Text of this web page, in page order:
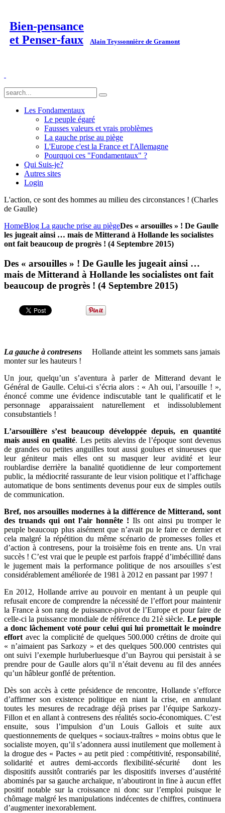
Bien-pensance
et Penser-faux
Alain Teyssonnière de Gramont
Les Fondamentaux
Le peuple égaré
Fausses valeurs et vrais problèmes
La gauche prise au piège
L'Europe c'est la France et l'Allemagne
Pourquoi ces "Fondamentaux" ?
Qui Suis-je?
Autres sites
Login
L'action, ce sont des hommes au milieu des circonstances ! (Charles
de Gaulle)
HomeBlog La gauche prise au piègeDes « arsouilles » ! De Gaulle
les jugeait ainsi … mais de Mitterand à Hollande les socialistes
ont fait beaucoup de progrès ! (4 Septembre 2015)
Des « arsouilles » ! De Gaulle les jugeait ainsi …
mais de Mitterand à Hollande les socialistes ont fait
beaucoup de progrès ! (4 Septembre 2015)
La gauche à contresens Hollande atteint les sommets sans jamais
monter sur les hauteurs !
Un jour, quelqu’un s’aventura à parler de Mitterand devant le
Général de Gaulle. Celui-ci s’écria alors : « Ah oui, l’arsouille ! »,
énoncé comme une évidence indiscutable tant le qualificatif et le
personnage apparaissaient naturellement et indissolublement
consubstantiels !
L’arsouillère s’est beaucoup développée depuis, en quantité
mais aussi en qualité. Les petits alevins de l’époque sont devenus
de grandes ou petites anguilles tout aussi goulues et sinueuses que
leur géniteur mais elles ont su masquer leur avidité et leur
roublardise derrière la banalité quotidienne de leur comportement
public, la médiocrité rassurante de leur vision politique et l’affichage
automatique de bons sentiments devenus pour eux de simples outils
de communication.
Bref, nos arsouilles modernes à la différence de Mitterand, sont
des truands qui ont l’air honnête ! Ils ont ainsi pu tromper le
peuple beaucoup plus aisément que n’avait pu le faire ce dernier et
cela malgré la répétition du même scénario de promesses folles et
d’action à contresens, pour la troisième fois en trente ans. Un vrai
succès ! C’est vrai que le peuple est parfois frappé d’imbécillité dans
le jugement mais la performance politique de nos arsouilles s’est
considérablement améliorée de 1981 à 2012 en passant par 1997 !
En 2012, Hollande arrive au pouvoir en mentant à un peuple qui
refusait encore de comprendre la nécessité de l’effort pour maintenir
la France à son rang de puissance-pivot de l’Europe et pour faire de
celle-ci la puissance mondiale de référence du 21è siècle. Le peuple
a donc lâchement voté pour celui qui lui promettait le moindre
effortavec la complicité de quelques 500.000 crétins de droite qui
« n’aimaient pas Sarkozy » et des quelques 500.000 centristes qui
ont suivi l’exemple hurluberluesque d’un Bayrou qui persistait à se
prendre pour de Gaulle alors qu’il n’était devenu au fil des années
qu’un hâbleur gonflé de prétention.
Dès son accès à cette présidence de rencontre, Hollande s’efforce
d’affirmer son existence politique en niant la crise, en annulant
toutes les mesures de recadrage déjà prises par l’équipe Sarkozy-
Fillon et en allant à contresens des réalités socio-économiques. C’est
ensuite, sous l’impulsion d’un Louis Gallois et suite aux
questionnements de quelques « sociaux-traîtres » moins obtus que le
socialiste moyen, qu’il s’adonnera aussi inutilement que mollement à
la drogue des « Pactes » au petit pied : compétitivité, responsabilité,
solidarité et autres demi-accords flexibilité-sécurité dont les
dispositifs aussitôt contrariés par les dispositifs inverses d’austérité
abominés par sa gauche archaïque, n’aboutiront in fine à aucun effet
positif notable sur la croissance ni donc sur l’emploi puisque le
chômage malgré les manipulations indécentes de chiffres, continuera
d’augmenter inexorablement.